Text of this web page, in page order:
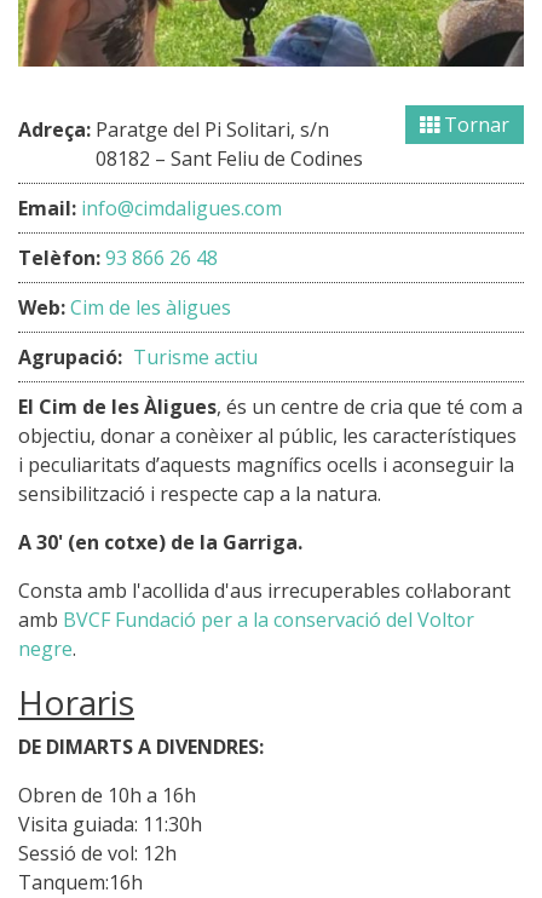
Tornar
Adreça: Paratge del Pi Solitari, s/n
08182 – Sant Feliu de Codines
Email: info@cimdaligues.com
Telèfon:93 866 26 48
Web:Cim de les àligues
Agrupació: Turisme actiu
El Cim de les Àligues, és un centre de cria que té com a
objectiu, donar a conèixer al públic, les característiques
i peculiaritats d’aquests magnífics ocells i aconseguir la
sensibilització i respecte cap a la natura.
A 30' (en cotxe) de la Garriga.
Consta amb l'acollida d'aus irrecuperables col·laborant
amb BVCF Fundació per a la conservació del Voltor
negre.
Horaris
DE DIMARTS A DIVENDRES:
Obren de 10h a 16h
Visita guiada: 11:30h
Sessió de vol: 12h
Tanquem:16h